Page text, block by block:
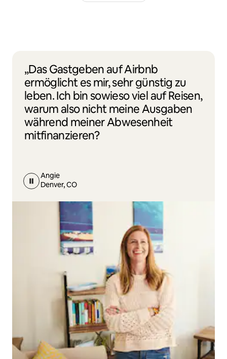
„Das Gastgeben auf Airbnb
ermöglicht es mir, sehr günstig zu
leben. Ich bin sowieso viel auf Reisen,
warum also nicht meine Ausgaben
während meiner Abwesenheit
mitfinanzieren?
Angie
Denver, CO